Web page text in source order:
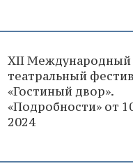
XII Международный
театральный
«Гостиный двор».
«Подробности» от
2024